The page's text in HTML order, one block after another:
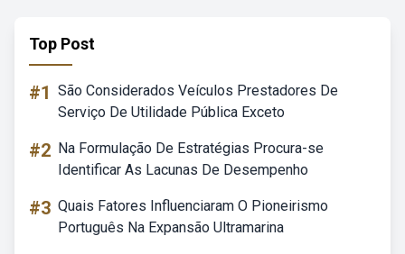
Top Post
#1 São Considerados Veículos Prestadores De
Serviço De Utilidade Pública Exceto
#2 Na Formulação De Estratégias Procura-se
Identificar As Lacunas De Desempenho
#3 Quais Fatores Influenciaram O Pioneirismo
Português Na Expansão Ultramarina